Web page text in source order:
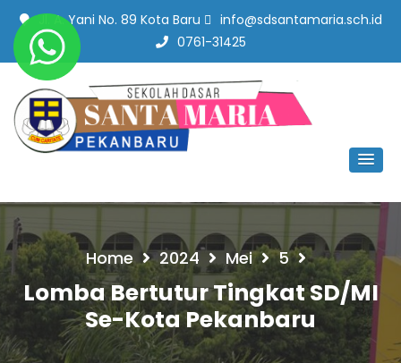
Jl. A. Yani No. 89 Kota Baru
info@sdsantamaria.sch.id
0761-31425
SD Santa Maria Pekanbaru
Home 2024 Mei 5
Lomba Bertutur Tingkat SD/MI
Se-Kota Pekanbaru